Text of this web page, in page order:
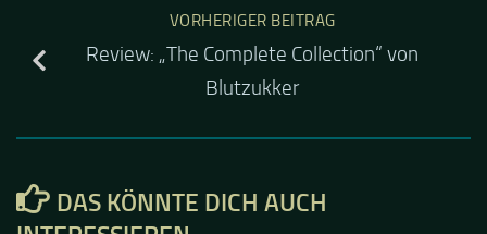
VORHERIGER BEITRAG
Review: „The Complete Collection“ von
Blutzukker
DAS KÖNNTE DICH AUCH